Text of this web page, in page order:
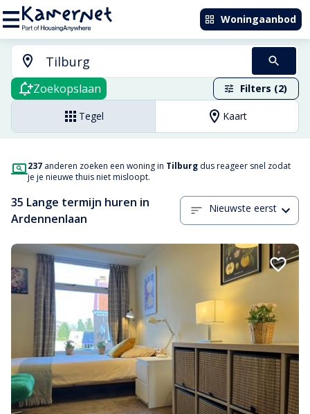
Woningaanbod
Zoekopslaan Filters (2)
Tegel Kaart
237 anderen zoeken een woning in Tilburg dus reageer snel zodat
je je nieuwe thuis niet misloopt.
35 Lange termijn huren in
Ardennenlaan
Nieuwste eerst